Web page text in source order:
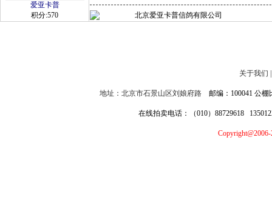
爱亚卡普
积分:570
北京爱亚卡普信鸽有限公司
关于我们
地址：北京市石景山区刘娘府路 邮编：100041 公
在线拍卖电话：（010）88729618
Copyright@2006-